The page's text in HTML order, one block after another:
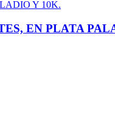
EN PLATA